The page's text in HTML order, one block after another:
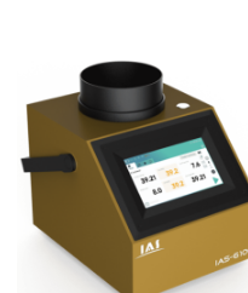
trước đó. Nhưng so với các phiên
bản trước, FPA touch! nhỏ hơn và
nhẹ hơn đáng kể, đồng thời được
nâng cấp với các tính năng mới.